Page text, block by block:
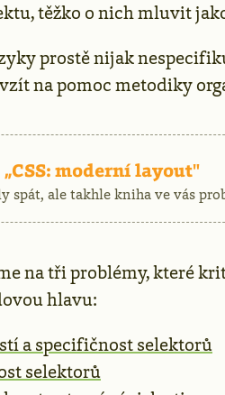
těžko o nich mluvit
prostě nijak
na pomoc metodiky
moderní layout"
spát, ale takhle kniha ve vás
na tři problémy, které
hlavu:
a specifičnost selektorů
selektorů